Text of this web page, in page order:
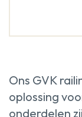
Ons GVK
oplossing
onderdelen